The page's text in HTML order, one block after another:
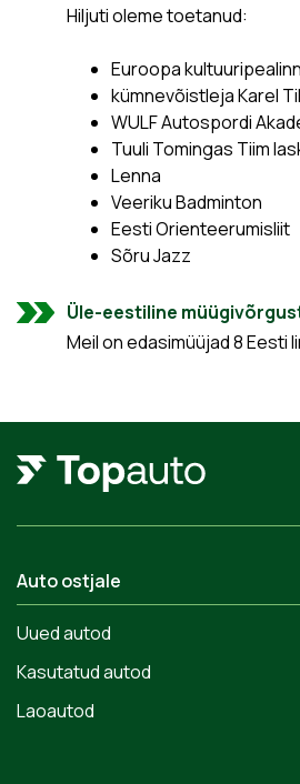
Hiljuti oleme toetanud:
Euroopa
kümnevõistleja Karel
WULF Autospordi
Tuuli Tomingas Tiim
Lenna
Veeriku Badminton
Eesti Orienteerumisliit
Sõru Jazz
Üle-eestiline
Meil on edasimüüjad 8 Eesti
Auto ostjale
Uued autod
Kasutatud autod
Laoautod